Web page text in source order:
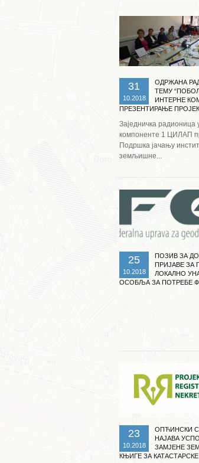
31
10.2018
ОДРЖАНА
ТЕМУ
ИНТЕРНЕ
ПРЕЗЕНТИРАЊЕ
Заједничка радионица
компоненте 1 ЦИЛАП
Подршка јачању
земљишне...
25
10.2018
ПОЗИВ ЗА
ПРИЈАВЕ ЗА
ЛОКАЛНО
ОСОБЉА ЗА ПОТРЕБЕ
23
10.2018
ОПЋИНСКИ
НАЈАВА
ЗАМЈЕНЕ
КЊИГЕ ЗА